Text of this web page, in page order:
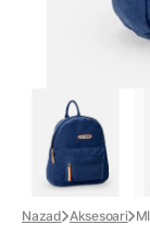
Nazad Aksesoari